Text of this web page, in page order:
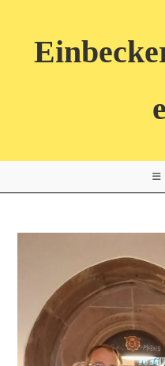
springen